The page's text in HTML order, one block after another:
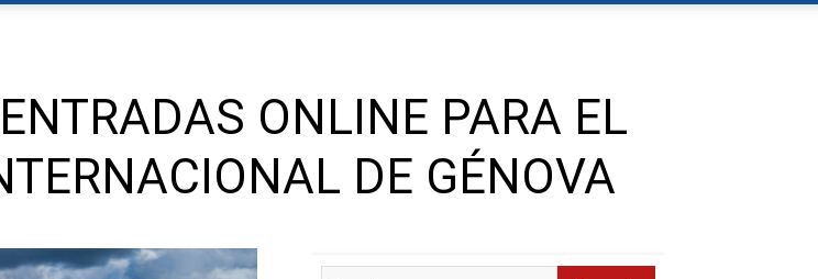
ONLINE PARA EL
DE GÉNOVA